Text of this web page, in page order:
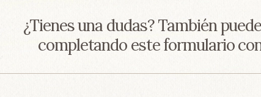
¿Tienes una dudas? También
completando este formulario